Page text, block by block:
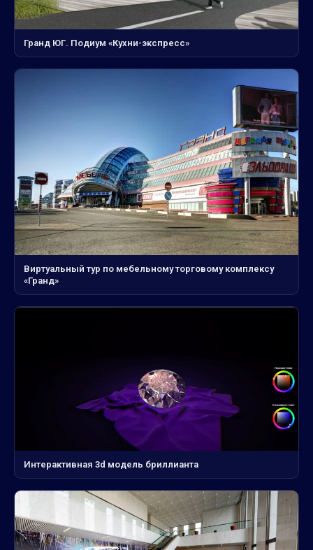
Гранд ЮГ. Подиум «Кухни-экспресс»
Виртуальный тур по мебельному торговому комплексу
«Гранд»
Интерактивная 3d модель бриллианта